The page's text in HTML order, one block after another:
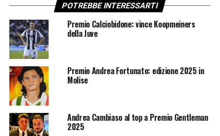
POTREBBE INTERESSARTI
Premio Calciobidone: vince Koopmeiners
della Juve
Premio Andrea Fortunato: edizione 2025 in
Molise
Andrea Cambiaso al top a Premio Gentleman
2025